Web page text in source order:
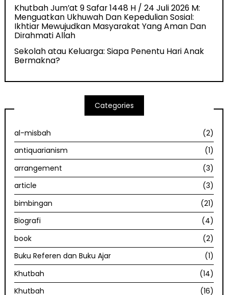
Khutbah Jum’at 9 Safar 1448 H / 24 Juli 2026 M:
Menguatkan Ukhuwah Dan Kepedulian Sosial:
Ikhtiar Mewujudkan Masyarakat Yang Aman Dan
Dirahmati Allah
Sekolah atau Keluarga: Siapa Penentu Hari Anak
Bermakna?
Categories
al-misbah
(2)
antiquarianism
(1)
arrangement
(3)
article
(3)
bimbingan
(21)
Biografi
(4)
book
(2)
Buku Referen dan Buku Ajar
(1)
Khutbah
(14)
Khutbah
(16)